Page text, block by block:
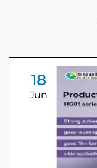
18
Jun